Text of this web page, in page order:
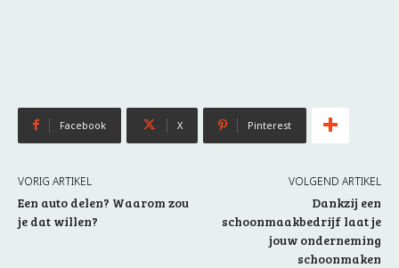
Facebook X Pinterest
VORIG ARTIKEL
Een auto delen? Waarom zou
je dat willen?
VOLGEND ARTIKEL
Dankzij een
schoonmaakbedrijf laat je
jouw onderneming
schoonmaken